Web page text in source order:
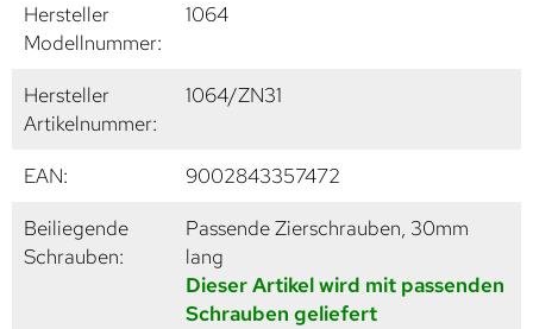
Hersteller
Modellnummer:
1064
Hersteller
Artikelnummer:
1064/ZN31
EAN:
9002843357472
Beiliegende
Schrauben:
Passende Zierschrauben, 30mm
lang
Dieser Artikel wird mit passenden
Schrauben geliefert